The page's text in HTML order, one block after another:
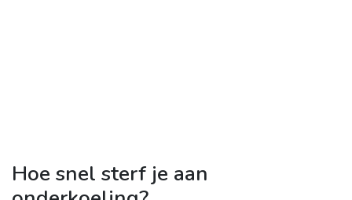
Hoe snel sterf je aan